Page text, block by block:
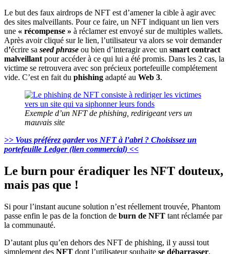
Le but des faux airdrops de NFT est d’amener la cible à agir avec
des sites malveillants. Pour ce faire, un NFT indiquant un lien vers
une « récompense » à réclamer est envoyé sur de multiples wallets.
Après avoir cliqué sur le lien, l’utilisateur va alors se voir demander
d’écrire sa seed phrase ou bien d’interagir avec un smart contract
malveillant pour accéder à ce qui lui a été promis. Dans les 2 cas, la
victime se retrouvera avec son précieux portefeuille complétement
vide. C’est en fait du phishing adapté au Web 3.
Exemple d’un NFT de phishing, redirigeant vers un
mauvais site
>> Vous préférez garder vos NFT à l’abri ? Choisissez un
portefeuille Ledger (lien commercial) <<
Le burn pour éradiquer les NFT douteux,
mais pas que !
Si pour l’instant aucune solution n’est réellement trouvée, Phantom
passe enfin le pas de la fonction de burn de NFT tant réclamée par
la communauté.
D’autant plus qu’en dehors des NFT de phishing, il y aussi tout
simplement des NFT dont l’utilisateur souhaite se débarrasser.